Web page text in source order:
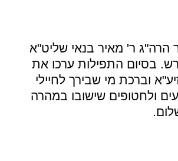
הרה"ג ר' מאיר בנאי שליט"א
בסיום התפילות ערכו את
וברכת מי שבירך לחיילי
ולחטופים שישובו במהרה